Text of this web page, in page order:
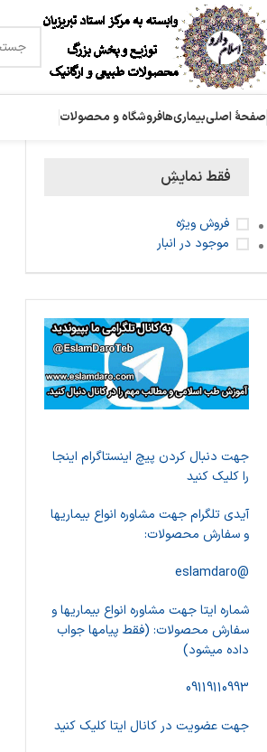
صفحۀ اصلیبیماری‌هافروشگاه و محصولات
فقط نمایشِ
فروش ویژه
موجود در انبار
جهت دنبال کردن پیچ اینستاگرام اینجا
را کلیک کنید
آیدی تلگرام جهت مشاوره انواع بیماریها
و سفارش محصولات:
@eslamdaro
شماره ایتا جهت مشاوره انواع بیماریها و
سفارش محصولات: (فقط پیامها جواب
داده میشود)
09119110993
جهت عضویت در کانال ایتا کلیک کنید